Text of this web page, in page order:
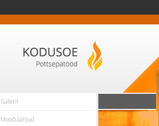
Galerii
Moodulahjud